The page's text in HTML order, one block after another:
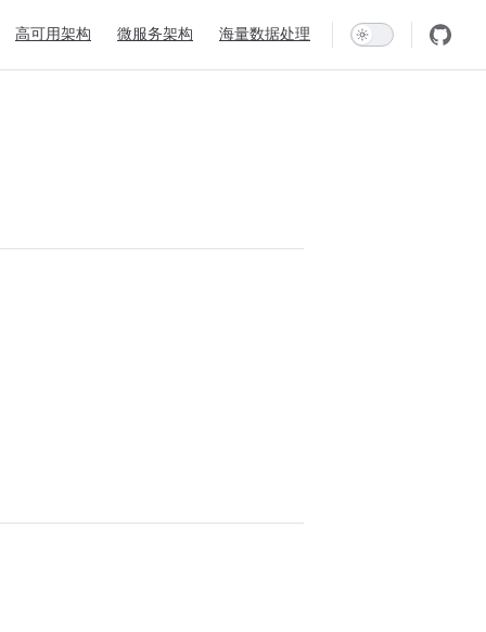
高可用架构 微服务架构 海量数据处理